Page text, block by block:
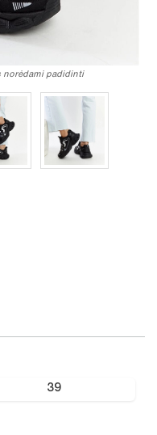
norėdami padidinti
39